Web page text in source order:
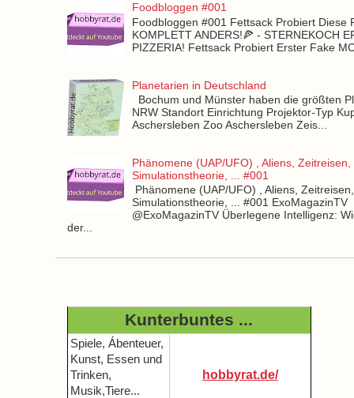
Foodbloggen #001
Foodbloggen #001 Fettsack Probiert Diese
KOMPLETT ANDERS!🍕 - STERNEKOCH
PIZZERIA! Fettsack Probiert Erster Fake
Planetarien in Deutschland
Bochum und Münster haben die größten
NRW Standort Einrichtung Projektor-Typ
Aschersleben Zoo Aschersleben Zeis...
Phänomene (UAP/UFO) , Aliens, Zeitreisen,
Simulationstheorie, ... #001
Phänomene (UAP/UFO) , Aliens, Zeitreisen,
Simulationstheorie, ... #001 ExoMagazinTV
@ExoMagazinTV Überlegene Intelligenz:
der...
Kunterbuntes ...
Spiele, Ábenteuer,
Kunst, Essen und
Trinken,
Musik,Tiere...
hobbyrat.de/